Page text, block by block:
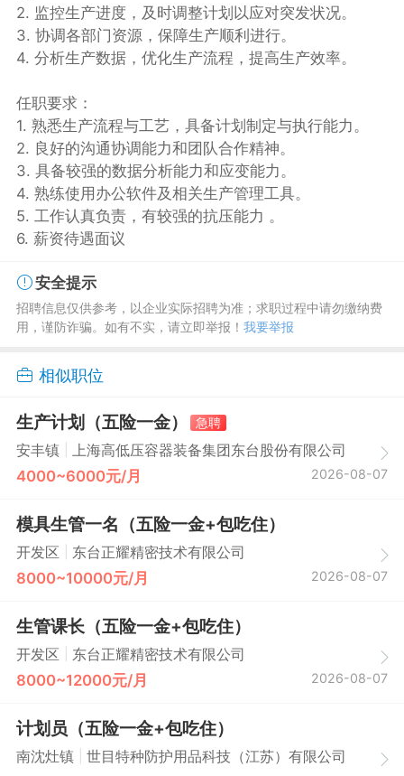
2. 监控生产进度，及时调整计划以应对突发状况。
3. 协调各部门资源，保障生产顺利进行。
4. 分析生产数据，优化生产流程，提高生产效率。
任职要求：
1. 熟悉生产流程与工艺，具备计划制定与执行能力。
2. 良好的沟通协调能力和团队合作精神。
3. 具备较强的数据分析能力和应变能力。
4. 熟练使用办公软件及相关生产管理工具。
5. 工作认真负责，有较强的抗压能力 。
6. 薪资待遇面议
安全提示
招聘信息仅供参考，以企业实际招聘为准；求职过程中请勿缴纳费
用，谨防诈骗。如有不实，请立即举报！ 我要举报
相似职位
生产计划（五险一金）
急聘
安丰镇
上海高低压容器装备集团东台股份有限公司
4000~6000元/月 2026-08-07
模具生管一名（五险一金+包吃住）
开发区 东台正耀精密技术有限公司
8000~10000元/月 2026-08-07
生管课长（五险一金+包吃住）
开发区 东台正耀精密技术有限公司
8000~12000元/月 2026-08-07
计划员（五险一金+包吃住）
南沈灶镇 世目特种防护用品科技（江苏）有限公司